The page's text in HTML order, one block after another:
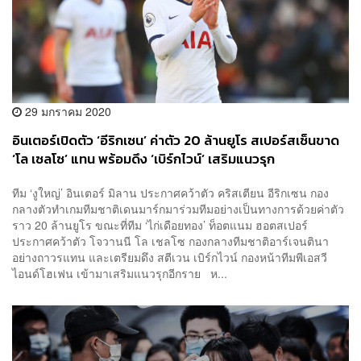
29 มกราคม 2020
อินเตอร์เปิดตัว ‘อีริกเซน’ ค่าตัว 20 ล้านยูโร สเปอร์สเซ็นขาด
‘โล เซลโซ’ แทน พร้อมดึง ‘เบิร์กไวน์’ เสริมแนวรุก
ทีม ‘งูใหญ่’ อินเตอร์ มิลาน ประกาศคว้าตัว คริสเตียน อีริกเซน กอง
กลางตัวทำเกมทีมชาติเดนมาร์กมาร่วมทีมอย่างเป็นทางการด้วยค่าตัว
ราว 20 ล้านยูโร ขณะที่ทีม ‘ไก่เดือยทอง’ ท็อตแนม ฮอตสเปอร์
ประกาศคว้าตัว โจวานนี โล เชลโซ กองกลางทีมชาติอาร์เจนตินา
อย่างถาวรแทน และเตรียมดึง สตีเวน เบิร์กไวน์ กองหน้าทีมพีเอสวี
ไอนด์โฮเฟน เข้ามาเสริมแนวรุกอีกราย ห...